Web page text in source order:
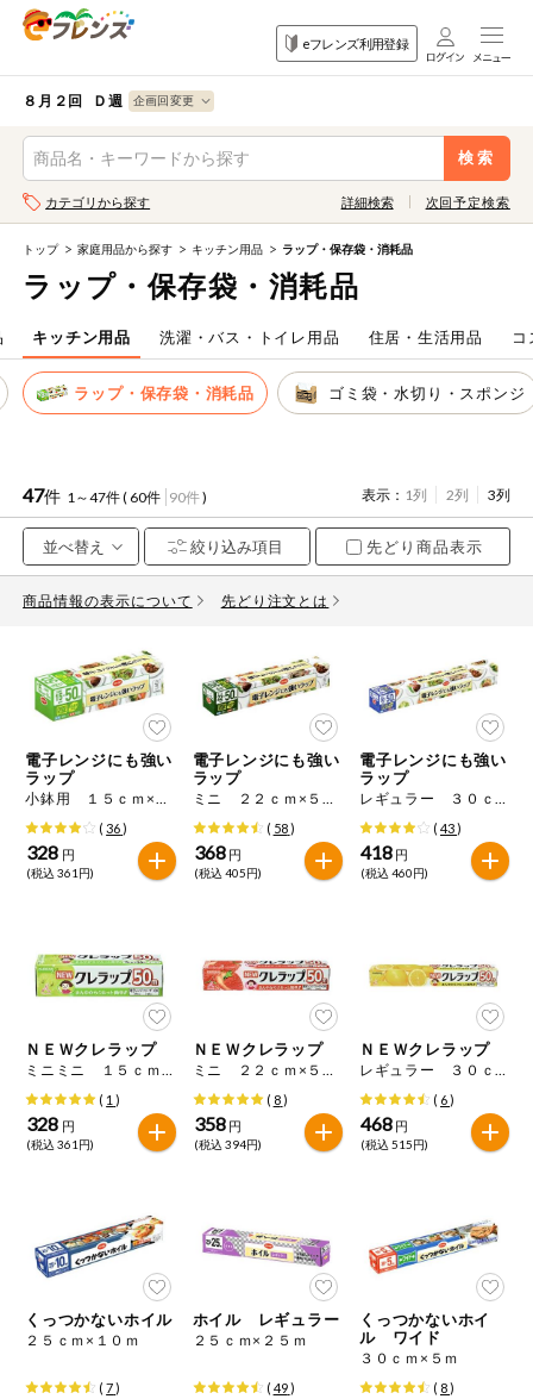
eフレンズ利用登録
ログイン
生協加入はこちら
eフレンズとは
登録から開始まで
注文番号注文
お気に入り注文
注文履歴注文
WEBカタログ
先着限定から探す
人気カテゴリ
食品から探す
生協独自
自動注文システム登録を確認する
自動注文システム登録を修正する
くらしの定番品（毎週企画）
８月２回 Ｄ週
検索
食品
から探す
目的
から探す
果物
野菜
肉・ハム・ソ
ーセージ
魚介・加工品
米・雑穀など
パン・ジャム
豆腐・納豆・
こんにゃく
冷凍食品
ミールキット
など
麺類
レトルト・缶
詰・瓶詰
し・油・ルー
おやつ
酒・ノンアル
コール
ティッシュ・
ーパー
果物すべて
カテゴリから探す 詳細検索
検索条件を指定してください。全項目に条件を指定しなくて
も検索できます。
キーワード
キーワードをすべて含む
メーカー名
カテゴリ
アレルゲン情報
特定原材料と特定原材料に準ずるものが含まれていない商品
を検索できます。
落花生 かに
特定原材料に準ずるもの
アーモンド あわび いか
キウイフルーツ 牛肉
さば ゼラチン
次回予定検索
トップ 家庭用品から探す キッチン用品 ラップ・保存袋・消耗品
ラップ・保存袋・消耗品
キッチン用品 洗濯・バス・トイレ用品 住居・生活用品
ラップ・保存袋・消耗品 ゴミ袋・水切り・スポンジ
47件 1～47件 ( 60件 90件) 表示： 1列 2列 3列
先どり商品表示
商品情報の表示について 先どり注文とは
電子レンジにも強い
ラップ
小鉢用 １５ｃｍ×５０ｍ
(36)
328 円
(税込 361円)
電子レンジにも強い
ラップ
ミニ ２２ｃｍ×５０ｍ
( 58)
368 円
(税込 405円)
電子レンジにも強い
ラップ
レギュラー ３０ｃｍ×５０ｍ
( 43)
418 円
(税込 460円)
ＮＥＷクレラップ
ミニミニ １５ｃｍ×５０ｍ
( 1 )
328 円
(税込 361円)
ＮＥＷクレラップ
ミニ ２２ｃｍ×５０ｍ
( 8)
358 円
(税込 394円)
ＮＥＷクレラップ
レギュラー ３０ｃｍ×５０ｍ
( 6)
468 円
(税込 515円)
くっつかないホイル
２５ｃｍ×１０ｍ
(7)
ホイル レギュラー
２５ｃｍ×２５ｍ
( 49)
くっつかないホイ
ル ワイド
３０ｃｍ×５ｍ
( 8)